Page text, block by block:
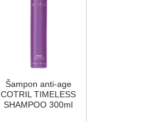
Šampon anti-age
COTRIL TIMELESS
SHAMPOO 300ml